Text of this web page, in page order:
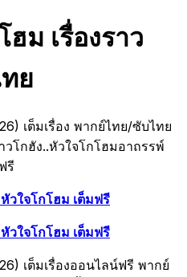
ม เรื่องราว
ย
เต็มเรื่อง พากย์ไทย/ซับไทย
โกฮัง..หัวใจโกโฮมอาถรรพ์
รี
วใจโกโฮม เต็มฟรี
วใจโกโฮม เต็มฟรี
เต็มเรื่องออนไลน์ฟรี พากย์